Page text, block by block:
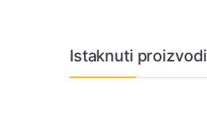
Vrtuljak robnih marki
Istaknuti proizvodi